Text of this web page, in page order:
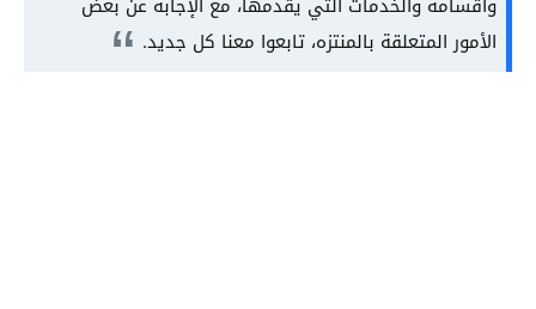
الأمور المتعلقة بالمنتزه، تابعوا معنا كل جديد.